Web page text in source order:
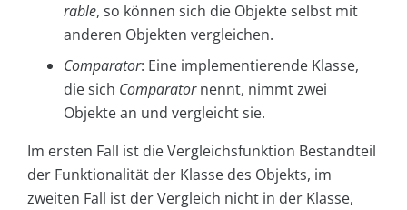
rable, so können sich die Objekte selbst mit
anderen Objekten vergleichen.
Comparator: Eine implementierende Klasse,
die sich Comparatornennt, nimmt zwei
Objekte an und vergleicht sie.
Im ersten Fall ist die Vergleichsfunktion Bestandteil
der Funktionalität der Klasse des Objekts, im
zweiten Fall ist der Vergleich nicht in der Klasse,